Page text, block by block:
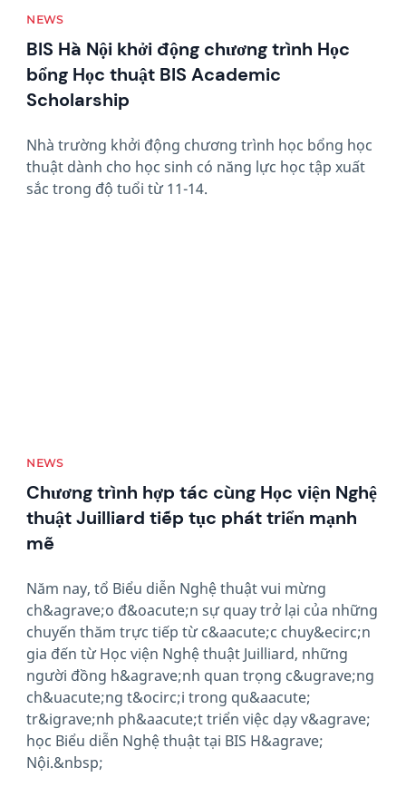
NEWS
BIS Hà Nội khởi động chương trình Học
bổng Học thuật BIS Academic
Scholarship
Nhà trường khởi động chương trình học bổng học
thuật dành cho học sinh có năng lực học tập xuất
sắc trong độ tuổi từ 11-14.
NEWS
Chương trình hợp tác cùng Học viện Nghệ
thuật Juilliard tiếp tục phát triển mạnh
mẽ
Năm nay, tổ Biểu diễn Nghệ thuật vui mừng
ch&agrave;o đ&oacute;n sự quay trở lại của những
chuyến thăm trực tiếp từ c&aacute;c chuy&ecirc;n
gia đến từ Học viện Nghệ thuật Juilliard, những
người đồng h&agrave;nh quan trọng c&ugrave;ng
ch&uacute;ng t&ocirc;i trong qu&aacute;
tr&igrave;nh ph&aacute;t triển việc dạy v&agrave;
học Biểu diễn Nghệ thuật tại BIS H&agrave;
Nội.&nbsp;